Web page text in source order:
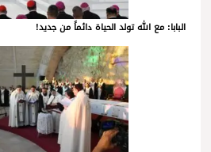
البابا: مع الله تولد الحياة دائماً من جديد!